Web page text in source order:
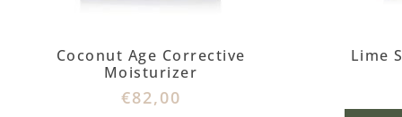
Coconut Age Corrective
Moisturizer
€82,00
Lime